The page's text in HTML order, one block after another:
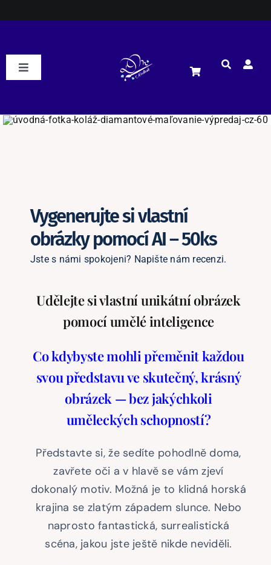
na
Toggle
Podle rozměrů
Podle kamínků
Podle skladu
Blog
Můj účet
Vygenerujte si vlastní
obrázky pomocí AI – 50ks
Jste s námi spokojeni? Napište nám recenzi.
Udělejte si vlastní unikátní obrázek
pomocí umělé inteligence
Co kdybyste mohli přeměnit každou
svou představu ve skutečný, krásný
obrázek — bez jakýchkoli
uměleckých schopností?
Představte si, že sedíte pohodlně doma,
zavřete oči a v hlavě se vám zjeví
dokonalý motiv. Možná je to klidná horská
krajina se zlatým západem slunce. Nebo
naprosto fantastická, surrealistická
scéna, jakou jste ještě nikde neviděli.